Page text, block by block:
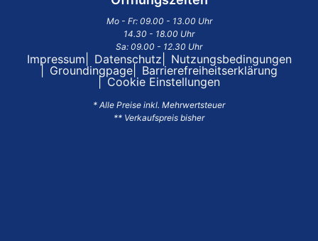
Mo - Fr: 09.00 - 13.00 Uhr
14.30 - 18.00 Uhr
Sa: 09.00 - 12.30 Uhr
Impressum Datenschutz
Nutzungsbedingungen
Groundingpage
Barrierefreiheitserklärung
Cookie Einstellungen
* Alle Preise inkl. Mehrwertsteuer
** Verkaufspreis bisher